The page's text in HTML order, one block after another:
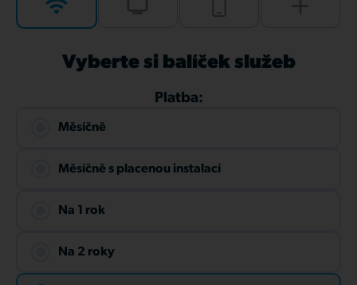
Vyberte si balíček služeb
Platba:
Měsíčně
Měsíčně s placenou instalací
Na 1 rok
Na 2 roky